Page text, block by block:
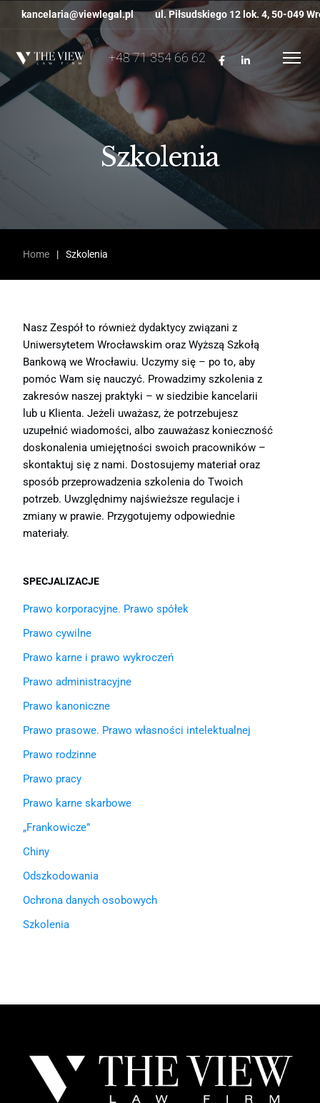
kancelaria@viewlegal.pl ul. Piłsudskiego 12 lok. 4, 50-049
+48 71 354 66 62
Szkolenia
Home | Szkolenia
Nasz Zespół to również dydaktycy związani z
Uniwersytetem Wrocławskim oraz Wyższą Szkołą
Bankową we Wrocławiu. Uczymy się – po to, aby
pomóc Wam się nauczyć. Prowadzimy szkolenia z
zakresów naszej praktyki – w siedzibie kancelarii
lub u Klienta. Jeżeli uważasz, że potrzebujesz
uzupełnić wiadomości, albo zauważasz konieczność
doskonalenia umiejętności swoich pracowników –
skontaktuj się z nami. Dostosujemy materiał oraz
sposób przeprowadzenia szkolenia do Twoich
potrzeb. Uwzględnimy najświeższe regulacje i
zmiany w prawie. Przygotujemy odpowiednie
materiały.
SPECJALIZACJE
Prawo korporacyjne. Prawo spółek
Prawo cywilne
Prawo karne i prawo wykroczeń
Prawo administracyjne
Prawo kanoniczne
Prawo prasowe. Prawo własności intelektualnej
Prawo rodzinne
Prawo pracy
Prawo karne skarbowe
„Frankowicze”
Chiny
Odszkodowania
Ochrona danych osobowych
Szkolenia